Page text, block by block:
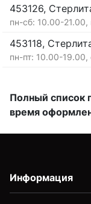
453126,
пн-сб: 10.00-
453118,
пн-пт: 10.00-
Полный список
время
Информация